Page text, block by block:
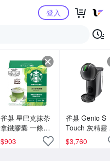
Yahoo購物中心登入
雀巢 星巴克抹茶
拿鐵膠囊 一條三
盒 料號
12572410
$903
雀巢 Genio S
Touch 灰精靈 智
慧觸控膠囊咖
機 小精靈系列旗
$3,760